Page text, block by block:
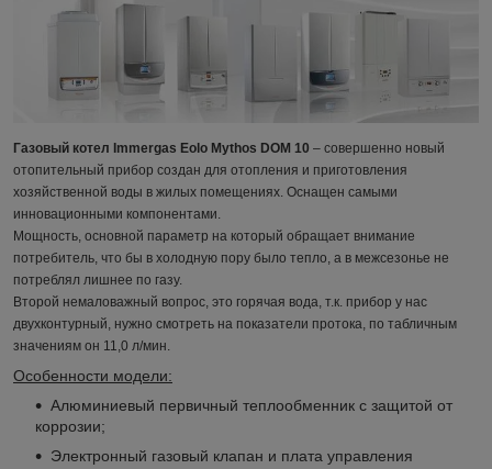
Газовый котел Immergas Eolo Mythos DOM 10 – совершенно новый
отопительный прибор создан для отопления и приготовления
хозяйственной воды в жилых помещениях. Оснащен самыми
инновационными компонентами.
Мощность, основной параметр на который обращает внимание
потребитель, что бы в холодную пору было тепло, а в межсезонье не
потреблял лишнее по газу.
Второй немаловажный вопрос, это горячая вода, т.к. прибор у нас
двухконтурный, нужно смотреть на показатели протока, по табличным
значениям он 11,0 л/мин.
Особенности модели:
Алюминиевый первичный теплообменник с защитой от
коррозии;
Электронный газовый клапан и плата управления